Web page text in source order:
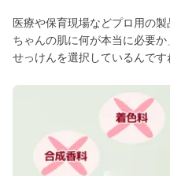
医療や保育現場などプロ用の
ちゃんの肌に何が本当に必要
せっけんを選択しているんです